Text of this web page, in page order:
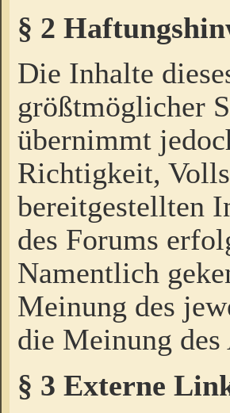
§ 2
Die Inhalte
größtmöglicher
übernimmt
Richtigkeit,
bereitgestellten
des Forums
Namentlich
Meinung des
die Meinung
§ 3 Externe